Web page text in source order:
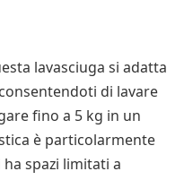
lavasciuga si adatta
di lavare
fino a 5 kg in un
è particolarmente
spazi limitati a